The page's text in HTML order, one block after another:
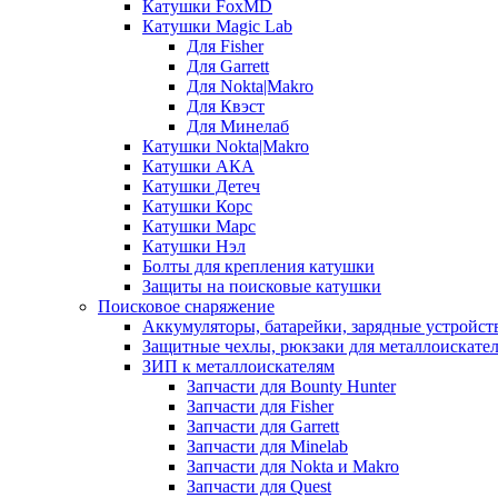
Катушки FoxMD
Катушки Magic Lab
Для Fisher
Для Garrett
Для Nokta|Makro
Для Квэст
Для Минелаб
Катушки Nokta|Makro
Катушки АКА
Катушки Детеч
Катушки Корс
Катушки Марс
Катушки Нэл
Болты для крепления катушки
Защиты на поисковые катушки
Поисковое снаряжение
Аккумуляторы, батарейки, зарядные
Защитные чехлы, рюкзаки для
ЗИП к металлоискателям
Запчасти для Bounty Hunter
Запчасти для Fisher
Запчасти для Garrett
Запчасти для Minelab
Запчасти для Nokta и Makro
Запчасти для Quest